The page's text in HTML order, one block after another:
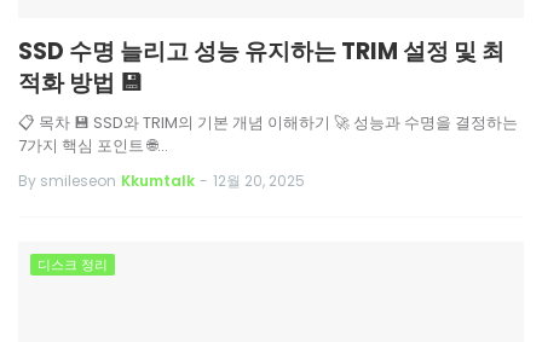
SSD 수명 늘리고 성능 유지하는 TRIM 설정 및 최
적화 방법 💾
📋 목차 💾 SSD와 TRIM의 기본 개념 이해하기 🚀 성능과 수명을 결정하는
7가지 핵심 포인트 🌐…
By smileseon Kkumtalk - 12월 20, 2025
디스크 정리